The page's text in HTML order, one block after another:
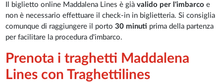
Il biglietto online Maddalena Lines è giàvalido per l'imbarco e
non è necessario effettuare il check-in in biglietteria. Si consiglia
comunque di raggiungere il porto30 minuti prima della partenza
per facilitare la procedura d'imbarco.
Prenota i traghetti Maddalena
Lines con Traghettilines